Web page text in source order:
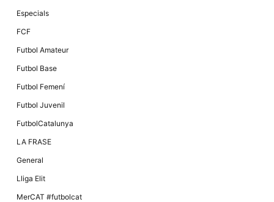
Especials
FCF
Futbol Amateur
Futbol Base
Futbol Femení
Futbol Juvenil
FutbolCatalunya
LA FRASE
General
Lliga Elit
MerCAT #futbolcat